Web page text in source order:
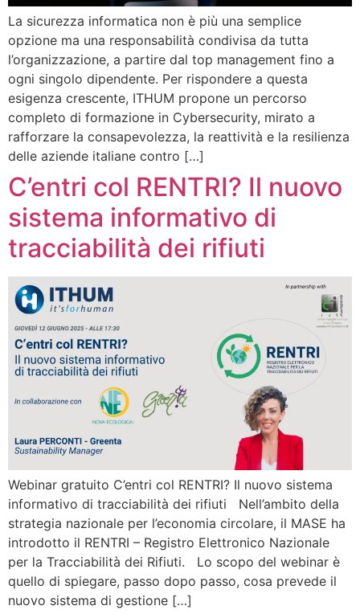
La sicurezza informatica non è più una semplice
opzione ma una responsabilità condivisa da tutta
l’organizzazione, a partire dal top management fino a
ogni singolo dipendente. Per rispondere a questa
esigenza crescente, ITHUM propone un percorso
completo di formazione in Cybersecurity, mirato a
rafforzare la consapevolezza, la reattività e la resilienza
delle aziende italiane contro […]
C’entri col RENTRI? Il nuovo
sistema informativo di
tracciabilità dei rifiuti
Webinar gratuito C’entri col RENTRI? Il nuovo sistema
informativo di tracciabilità dei rifiuti Nell’ambito della
strategia nazionale per l’economia circolare, il MASE ha
introdotto il RENTRI – Registro Elettronico Nazionale
per la Tracciabilità dei Rifiuti. Lo scopo del webinar è
quello di spiegare, passo dopo passo, cosa prevede il
nuovo sistema di gestione […]